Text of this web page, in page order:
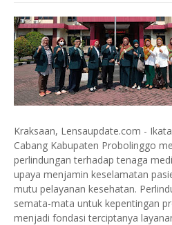
Kraksaan, Lensaupdate.com -
Cabang Kabupaten Probolinggo
perlindungan terhadap tenaga
upaya menjamin keselamatan
mutu pelayanan kesehatan.
semata-mata untuk kepentingan
menjadi fondasi terciptanya